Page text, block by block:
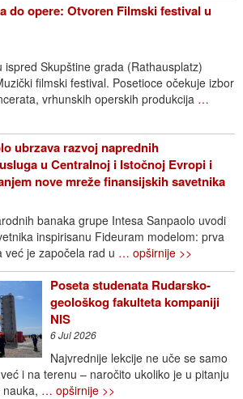
do opere: Otvoren Filmski festival u
ispred Skupštine grada (Rathausplatz)
filmski festival. Posetioce očekuje izbor
vrhunskih operskih produkcija …
ubrzava razvoj naprednih
u Centralnoj i Istočnoj Evropi i
nove mreže finansijskih savetnika
banaka grupe Intesa Sanpaolo uvodi
inspirisanu Fideuram modelom: prva
već je započela rad u … opširnije >>
Poseta studenata Rudarsko-
geološkog fakulteta kompaniji
NIS
6 Jul 2026
Najvrednije lekcije ne uče se samo
i na terenu – naročito ukoliko je u pitanju
… opširnije >>